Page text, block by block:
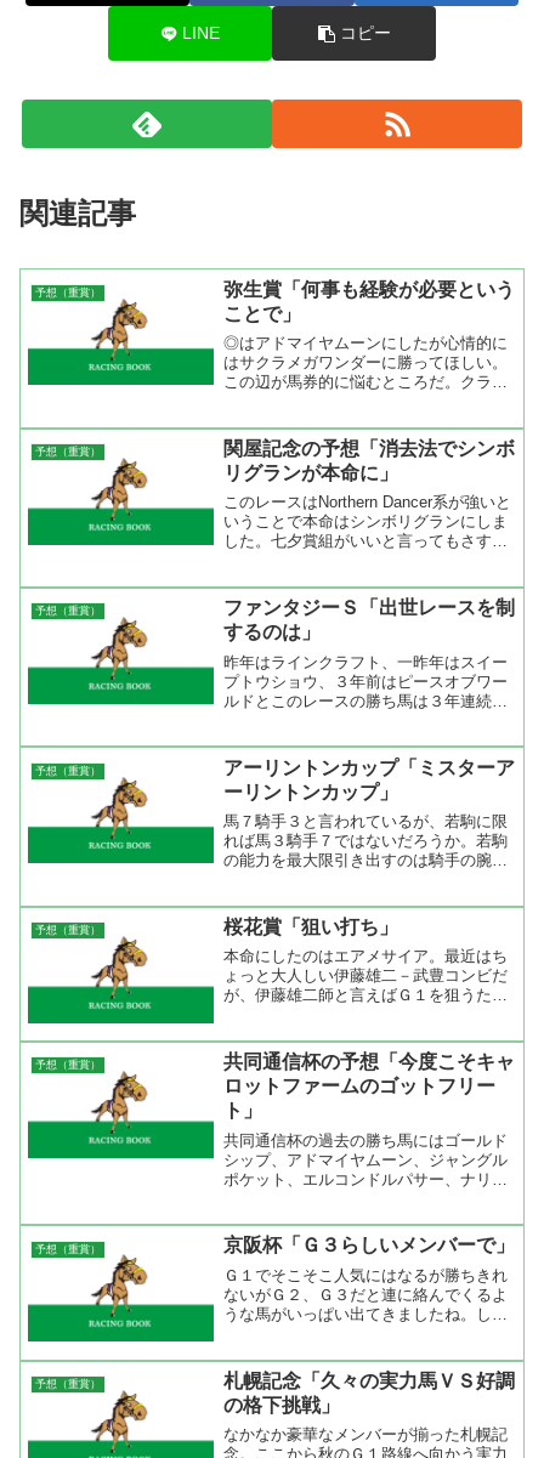
LINE コピー
関連記事
予想（重賞）
弥生賞「何事も経験が必要という
ことで」
◎はアドマイヤムーンにしたが心情的に
はサクラメガワンダーに勝ってほしい。
この辺が馬券的に悩むところだ。クラシ
理がないように仕上げながら勝ち進んで
来なければいけない。こう...
予想（重賞）
関屋記念の予想「消去法でシンボ
リグランが本命に」
このレースはNorthern Dancer系が強いと
いうことで本命はシンボリグランにしま
した。七夕賞組がいいと言ってもさすが
ことでアンブロワーズも考えましたが、
昇級組の...
予想（重賞）
ファンタジーＳ「出世レースを制
するのは」
昨年はラインクラフト、一昨年はスイー
プトウショウ、３年前はピースオブワー
ルドとこのレースの勝ち馬は３年連続で
もいいだろう。上記の馬に共通している
のはいずれも上位人気で新...
予想（重賞）
アーリントンカップ「ミスターア
ーリントンカップ」
馬７騎手３と言われているが、若駒に限
れば馬３騎手７ではないだろうか。若駒
の能力を最大限引き出すのは騎手の腕次
最大限引き出す能力があるからだろう
ね。過去１０年で４勝してい...
予想（重賞） 桜花賞「狙い打ち」
本命にしたのはエアメサイア。最近はち
ょっと大人しい伊藤雄二－武豊コンビだ
が、伊藤雄二師と言えばＧ１を狙うため
の伊藤雄二師が武豊に任せた馬がエアメ
サイア。新馬戦から３戦続...
予想（重賞）
共同通信杯の予想「今度こそキャ
ロットファームのゴットフリー
ト」
共同通信杯の過去の勝ち馬にはゴールド
シップ、アドマイヤムーン、ジャングル
ポケット、エルコンドルパサー、ナリタ
でここで強い勝ち方をした馬はその後も
出世する可能性が高い。だ...
予想（重賞） 京阪杯「Ｇ３らしいメンバーで」
Ｇ１でそこそこ人気にはなるが勝ちきれ
ないがＧ２、Ｇ３だと連に絡んでくるよ
うな馬がいっぱい出てきましたね。しか
JVの同コース検索（2002年から現在ま
で...
予想（重賞）
札幌記念「久々の実力馬ＶＳ好調
の格下挑戦」
なかなか豪華なメンバーが揃った札幌記
念。ここから秋のＧ１路線へ向かう実力